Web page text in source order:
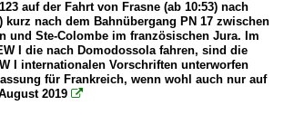
auf der Fahrt von Frasne (ab 10:53) nach
kurz nach dem Bahnübergang PN 17 zwischen
und Ste-Colombe im französischen Jura. Im
I die nach Domodossola fahren, sind die
I internationalen Vorschriften unterworfen
für Frankreich, wenn wohl auch nur auf
2019 